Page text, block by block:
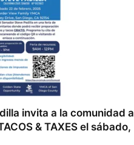
invita a la comunidad a
& TAXES el sábado,